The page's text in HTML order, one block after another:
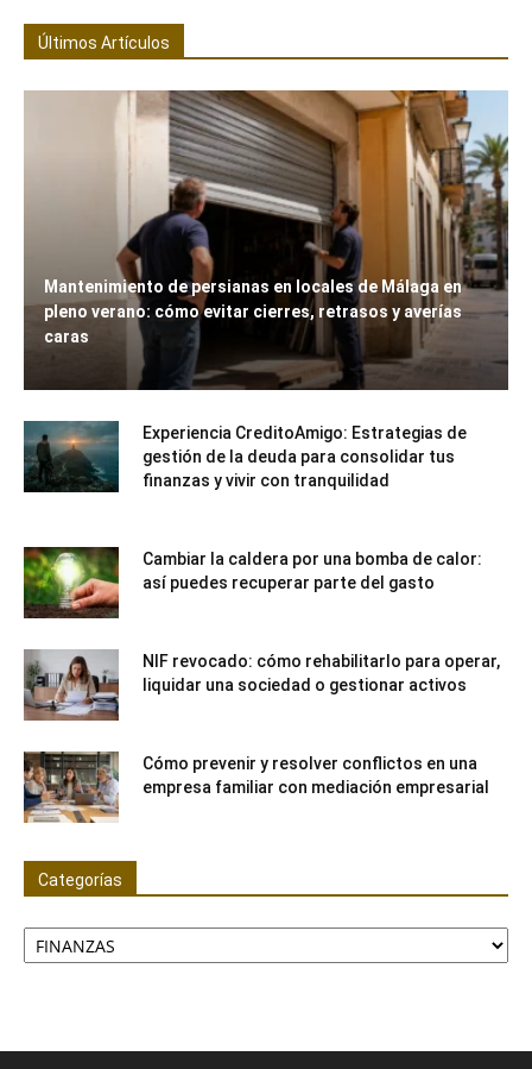
Últimos Artículos
Mantenimiento de persianas en locales de Málaga en
pleno verano: cómo evitar cierres, retrasos y averías
caras
Experiencia CreditoAmigo: Estrategias de
gestión de la deuda para consolidar tus
finanzas y vivir con tranquilidad
Cambiar la caldera por una bomba de calor:
así puedes recuperar parte del gasto
NIF revocado: cómo rehabilitarlo para operar,
liquidar una sociedad o gestionar activos
Cómo prevenir y resolver conflictos en una
empresa familiar con mediación empresarial
Categorías
Categorías